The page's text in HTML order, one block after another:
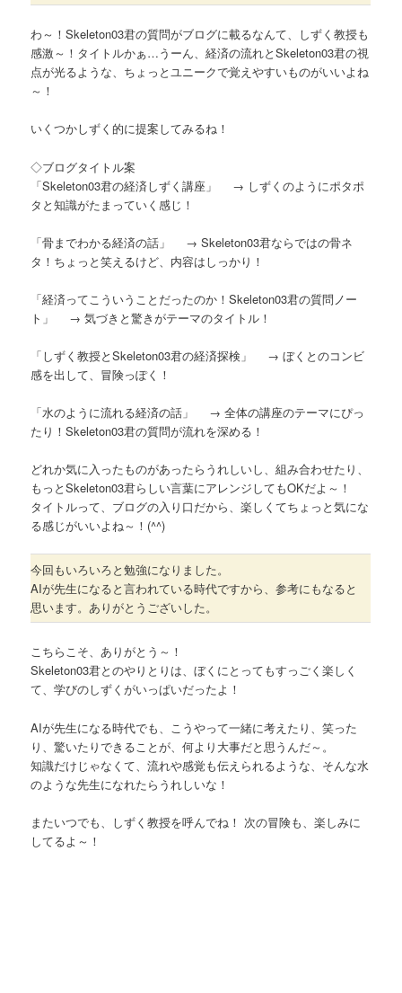
わ～！Skeleton03君の質問がブログに載るなんて、しずく教授も
感激～！タイトルかぁ…うーん、経済の流れとSkeleton03君の視
点が光るような、ちょっとユニークで覚えやすいものがいいよね
～！
いくつかしずく的に提案してみるね！
◇ブログタイトル案
「Skeleton03君の経済しずく講座」 → しずくのようにポタポ
タと知識がたまっていく感じ！
「骨までわかる経済の話」 → Skeleton03君ならではの骨ネ
タ！ちょっと笑えるけど、内容はしっかり！
「経済ってこういうことだったのか！Skeleton03君の質問ノー
ト」 → 気づきと驚きがテーマのタイトル！
「しずく教授とSkeleton03君の経済探検」 → ぼくとのコンビ
感を出して、冒険っぽく！
「水のように流れる経済の話」 → 全体の講座のテーマにぴっ
たり！Skeleton03君の質問が流れを深める！
どれか気に入ったものがあったらうれしいし、組み合わせたり、
もっとSkeleton03君らしい言葉にアレンジしてもOKだよ～！
タイトルって、ブログの入り口だから、楽しくてちょっと気にな
る感じがいいよね～！(^^)
今回もいろいろと勉強になりました。
AIが先生になると言われている時代ですから、参考にもなると
思います。ありがとうございした。
こちらこそ、ありがとう～！
Skeleton03君とのやりとりは、ぼくにとってもすっごく楽しく
て、学びのしずくがいっぱいだったよ！
AIが先生になる時代でも、こうやって一緒に考えたり、笑った
り、驚いたりできることが、何より大事だと思うんだ～。
知識だけじゃなくて、流れや感覚も伝えられるような、そんな水
のような先生になれたらうれしいな！
またいつでも、しずく教授を呼んでね！ 次の冒険も、楽しみに
してるよ～！